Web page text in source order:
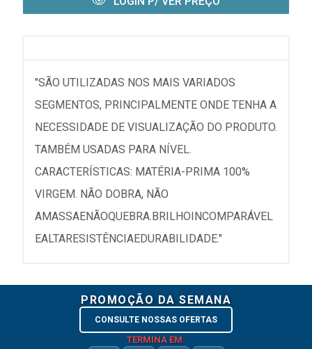
"SÃO UTILIZADAS NOS MAIS VARIADOS
SEGMENTOS, PRINCIPALMENTE ONDE TENHA A
NECESSIDADE DE VISUALIZAÇÃO DO PRODUTO.
TAMBÉM USADAS PARA NÍVEL.
CARACTERÍSTICAS: MATÉRIA-PRIMA 100%
VIRGEM. NÃO DOBRA, NÃO
AMASSAENÃOQUEBRA.BRILHOINCOMPARÁVEL
EALTARESISTÊNCIAEDURABILIDADE."
PROMOÇÃO DA SEMANA
CONSULTE NOSSAS OFERTAS
TERMINA EM: